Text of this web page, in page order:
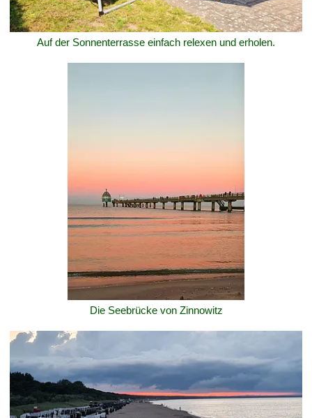
Auf der Sonnenterrasse einfach relexen und erholen.
Die Seebrücke von Zinnowitz